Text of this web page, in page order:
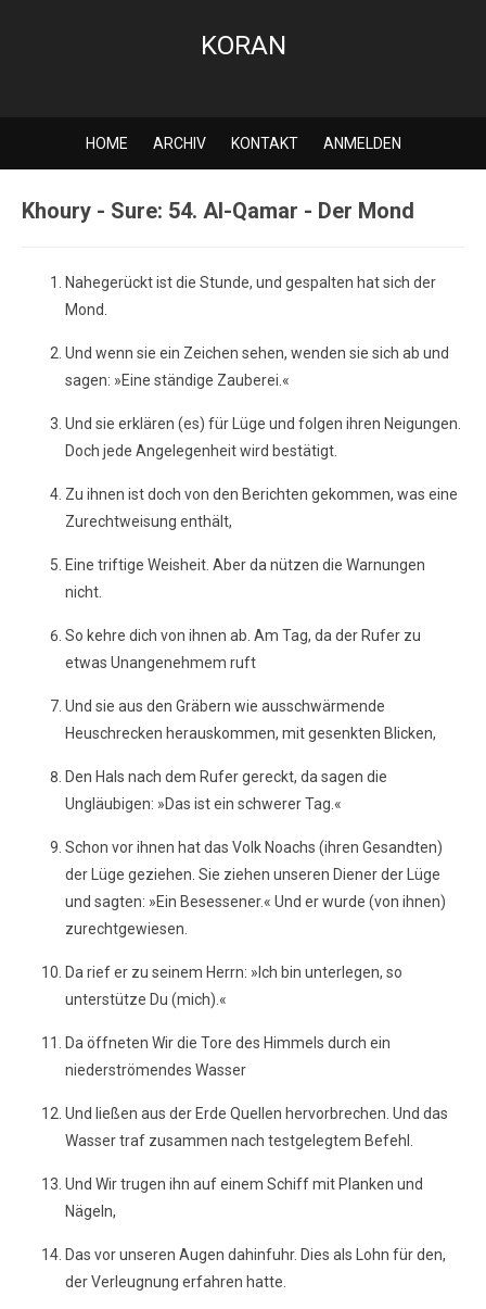
KORAN
HOME ARCHIV KONTAKT ANMELDEN
Khoury - Sure: 54. Al-Qamar - Der Mond
Nahegerückt ist die Stunde, und gespalten hat sich der
Mond.
Und wenn sie ein Zeichen sehen, wenden sie sich ab und
sagen: »Eine ständige Zauberei.«
Und sie erklären (es) für Lüge und folgen ihren Neigungen.
Doch jede Angelegenheit wird bestätigt.
Zu ihnen ist doch von den Berichten gekommen, was eine
Zurechtweisung enthält,
Eine triftige Weisheit. Aber da nützen die Warnungen
nicht.
So kehre dich von ihnen ab. Am Tag, da der Rufer zu
etwas Unangenehmem ruft
Und sie aus den Gräbern wie ausschwärmende
Heuschrecken herauskommen, mit gesenkten Blicken,
Den Hals nach dem Rufer gereckt, da sagen die
Ungläubigen: »Das ist ein schwerer Tag.«
Schon vor ihnen hat das Volk Noachs (ihren Gesandten)
der Lüge geziehen. Sie ziehen unseren Diener der Lüge
und sagten: »Ein Besessener.« Und er wurde (von ihnen)
zurechtgewiesen.
Da rief er zu seinem Herrn: »Ich bin unterlegen, so
unterstütze Du (mich).«
Da öffneten Wir die Tore des Himmels durch ein
niederströmendes Wasser
Und ließen aus der Erde Quellen hervorbrechen. Und das
Wasser traf zusammen nach testgelegtem Befehl.
Und Wir trugen ihn auf einem Schiff mit Planken und
Nägeln,
Das vor unseren Augen dahinfuhr. Dies als Lohn für den,
der Verleugnung erfahren hatte.